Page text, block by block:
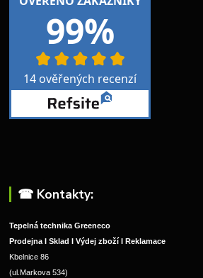
☎︎ Kontakty:
Tepelná technika Greeneco
Prodejna I Sklad I Výdej zboží I Reklamace
Kbelnice 86
(ul.Markova 534)